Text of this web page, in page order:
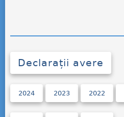
Declarații avere
2024 2023 2022